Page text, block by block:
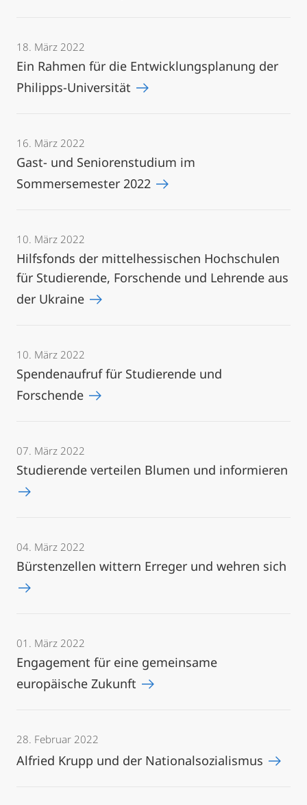
18. März 2022
Ein Rahmen für die Entwicklungsplanung der
Philipps-Universität
16. März 2022
Gast- und Seniorenstudium im
Sommersemester 2022
10. März 2022
Hilfsfonds der mittelhessischen Hochschulen
für Studierende, Forschende und Lehrende aus
der Ukraine
10. März 2022
Spendenaufruf für Studierende und
Forschende
07. März 2022
Studierende verteilen Blumen und informieren
04. März 2022
Bürstenzellen wittern Erreger und wehren sich
01. März 2022
Engagement für eine gemeinsame
europäische Zukunft
28. Februar 2022
Alfried Krupp und der Nationalsozialismus